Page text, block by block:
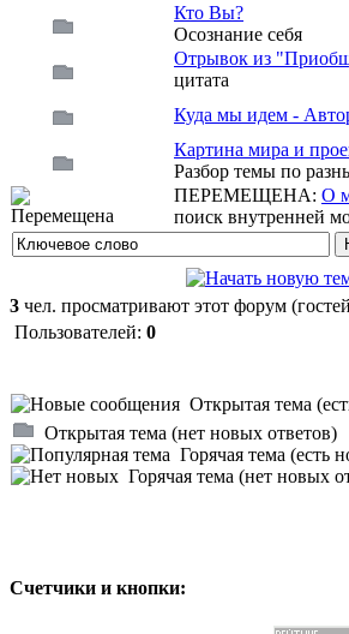
Кто Вы?
Осознание себя
Отрывок из
цитата
Куда мы идем -
Картина мира и
Разбор темы по
ПЕРЕМЕЩЕНА: О
поиск внутренней
3 чел. просматривают этот форум
Пользователей: 0
Открытая тема
Открытая тема (нет новых ответов)
Горячая тема (есть
Горячая тема (нет новых
Счетчики и кнопки: